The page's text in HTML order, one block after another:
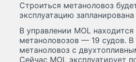
Строиться метаноловоз
эксплуатацию
В управлении MOL
метаноловозов — 19 судов.
метаноловоз с
Сейчас MOL эксплуатирует